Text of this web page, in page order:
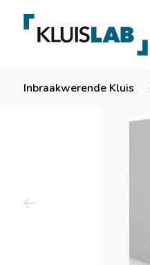
Inbraakwerende Kluis